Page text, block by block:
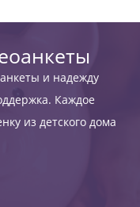
и надежду
Каждое
из детского дома